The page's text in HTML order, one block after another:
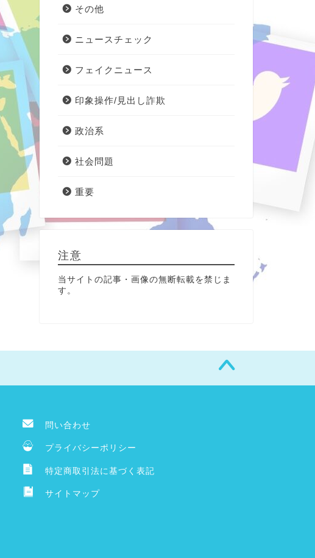
その他
ニュースチェック
フェイクニュース
印象操作/見出し詐欺
政治系
社会問題
重要
注意
当サイトの記事・画像の無断転載を禁じま
す。
問い合わせ
プライバシーポリシー
特定商取引法に基づく表記
サイトマップ